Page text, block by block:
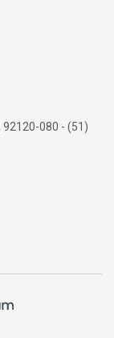
92120-080 - (51)